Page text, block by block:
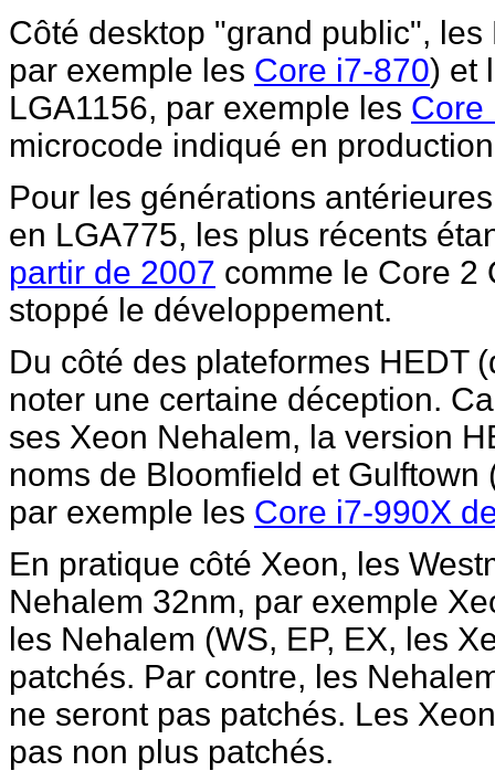
Côté desktop "grand public",
par exemple les Core i7-870) et
LGA1156, par exemple les Core
microcode indiqué en
Pour les générations
en LGA775, les plus récents
partir de 2007 comme le Core 2
stoppé le développement.
Du côté des plateformes HEDT
noter une certaine déception.
ses Xeon Nehalem, la version
noms de Bloomfield et
par exemple les Core i7-990X
En pratique côté Xeon, les
Nehalem 32nm, par exemple
les Nehalem (WS, EP, EX, les
patchés. Par contre, les
ne seront pas patchés. Les
pas non plus patchés.